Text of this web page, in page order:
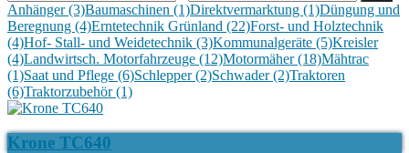
Anhänger(3)Baumaschinen (1)Direktvermarktung (1)Düngung und
Beregnung (4)Erntetechnik Grünland (22)Forst- und Holztechnik
(4)Hof- Stall- und Weidetechnik (3)Kommunalgeräte (5)Kreisler
(4)Landwirtsch. Motorfahrzeuge (12)Motormäher(18)Mähtrac
(1)Saat und Pflege (6)Schlepper(2)Schwader(2)Traktoren
(6)Traktorzubehör(1)
Krone TC640